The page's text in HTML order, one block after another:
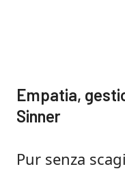
Empatia,
Sinner
Pur senza